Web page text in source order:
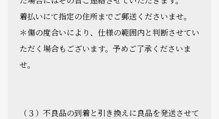
着払いにて指定の住所までご郵送くださいませ。
＊傷の度合いにより、仕様の範囲内と判断させてい
ただく場合もございます。予めご了承くださいま
せ。
（３）不良品の到着と引き換えに良品を発送させて